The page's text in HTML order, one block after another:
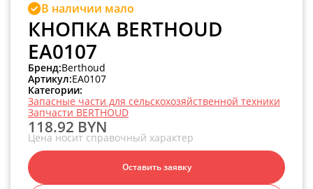
В наличии мало
КНОПКА BERTHOUD
EA0107
Бренд:Berthoud
Артикул:EA0107
Категории:
Запасные части для сельскохозяйственной техники
Запчасти BERTHOUD
118.92 BYN
Цена носит справочный характер
Оставить заявку